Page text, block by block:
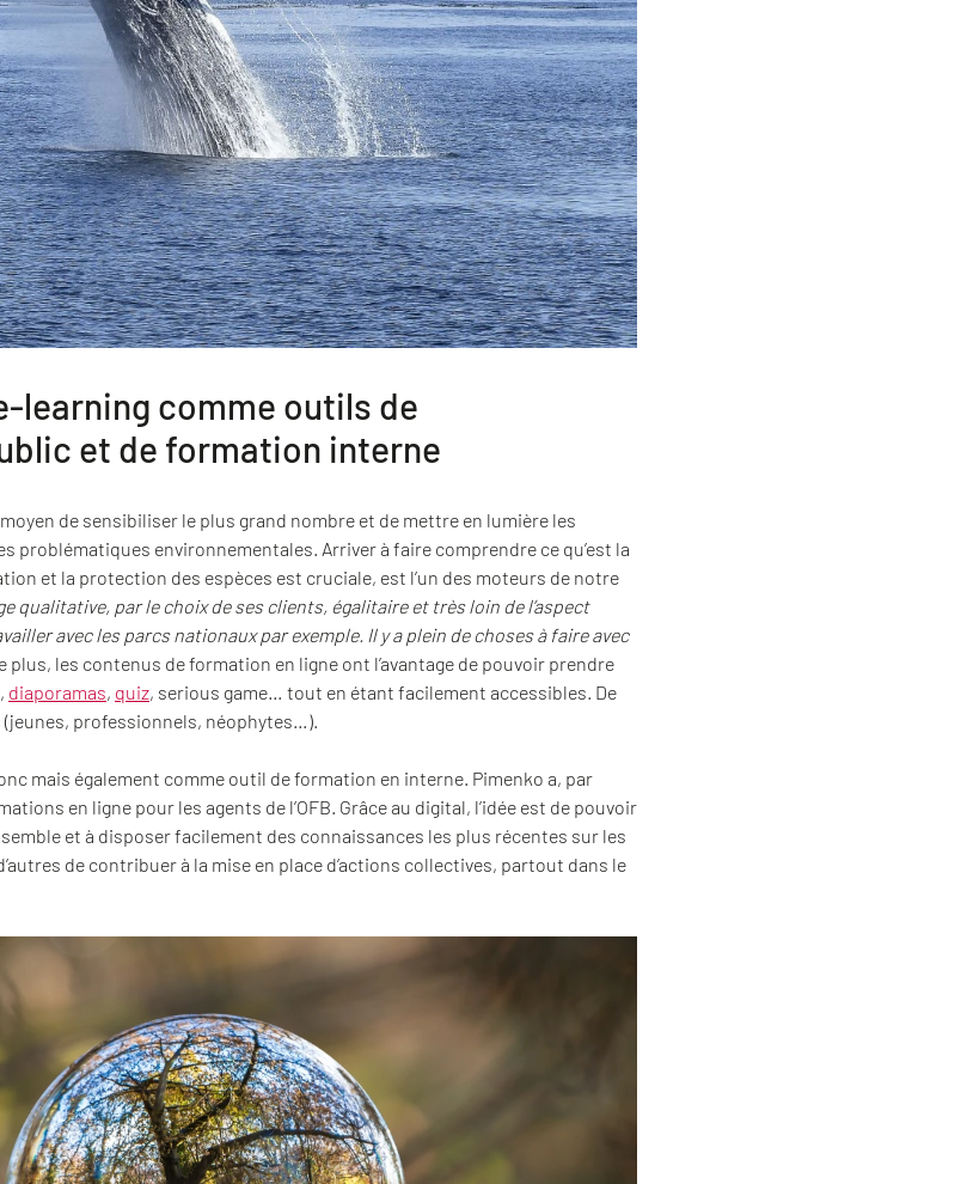
learning comme outils de
et de formation interne
de sensibiliser le plus grand nombre et de mettre en lumière les
problématiques environnementales. Arriver à faire comprendre ce qu’est la
et la protection des espèces est cruciale, est l’un des moteurs de notre
qualitative, par le choix de ses clients, égalitaire et très loin de l’aspect
avec les parcs nationaux par exemple. Il y a plein de choses à faire avec
plus, les contenus de formation en ligne ont l’avantage de pouvoir prendre
, diaporamas, quiz, serious game… tout en étant facilement accessibles. De
professionnels, néophytes…).
mais également comme outil de formation en interne. Pimenko a, par
en ligne pour les agents de l’OFB. Grâce au digital, l’idée est de pouvoir
et à disposer facilement des connaissances les plus récentes sur les
de contribuer à la mise en place d’actions collectives, partout dans le